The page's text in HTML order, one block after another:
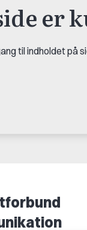
er
til indholdet på